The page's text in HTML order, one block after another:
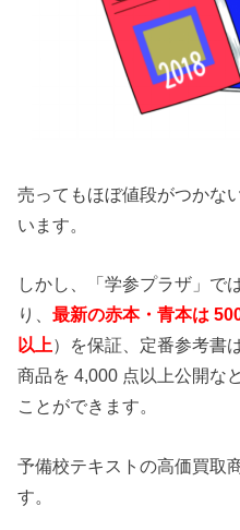
売ってもほぼ値段がつかな
います。
しかし、「学参プラザ」では
り、最新の赤本・青本は
以上）を保証、定番参考書
商品を 4,000 点以上公開な
ことができます。
予備校テキストの高価買取
す。